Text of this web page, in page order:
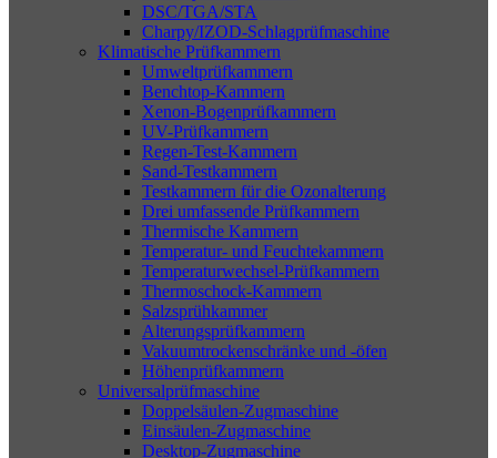
DSC/TGA/STA
Charpy/IZOD-Schlagprüfmaschine
Klimatische Prüfkammern
Umweltprüfkammern
Benchtop-Kammern
Xenon-Bogenprüfkammern
UV-Prüfkammern
Regen-Test-Kammern
Sand-Testkammern
Testkammern für die Ozonalterung
Drei umfassende Prüfkammern
Thermische Kammern
Temperatur- und Feuchtekammern
Temperaturwechsel-Prüfkammern
Thermoschock-Kammern
Salzsprühkammer
Alterungsprüfkammern
Vakuumtrockenschränke und -öfen
Höhenprüfkammern
Universalprüfmaschine
Doppelsäulen-Zugmaschine
Einsäulen-Zugmaschine
Desktop-Zugmaschine